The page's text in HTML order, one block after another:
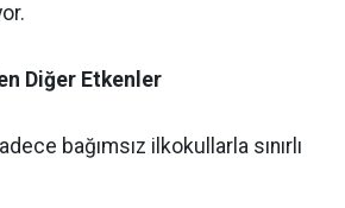
Diğer Etkenler
bağımsız ilkokullarla sınırlı